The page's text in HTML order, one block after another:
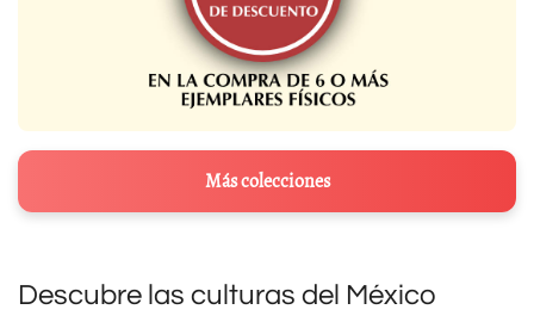
Más colecciones
Descubre las culturas del México